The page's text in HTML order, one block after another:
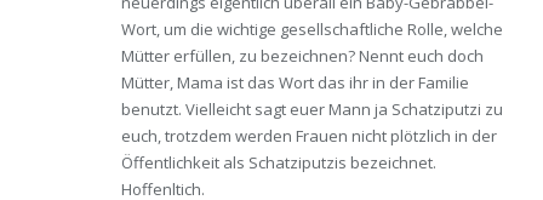
Wort, um die wichtige gesellschaftliche Rolle, welche
Mütter erfüllen, zu bezeichnen? Nennt euch doch
Mütter, Mama ist das Wort das ihr in der Familie
benutzt. Vielleicht sagt euer Mann ja Schatziputzi zu
euch, trotzdem werden Frauen nicht plötzlich in der
Öffentlichkeit als Schatziputzis bezeichnet.
Hoffenltich.